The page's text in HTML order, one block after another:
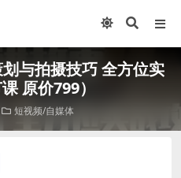
与拍摄技巧 全方位实
原价799）
短视频/自媒体